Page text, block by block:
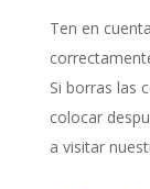
Ten en
Si borras las
colocar
a visitar